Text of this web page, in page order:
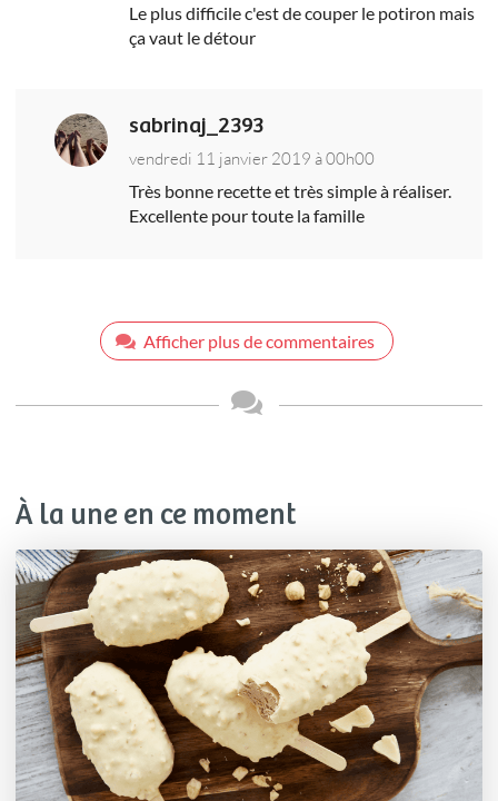
Le plus difficile c'est de couper le potiron mais
ça vaut le détour
sabrinaj_2393
vendredi 11 janvier 2019 à 00h00
Très bonne recette et très simple à réaliser.
Excellente pour toute la famille
Afficher plus de commentaires
À la une en ce moment